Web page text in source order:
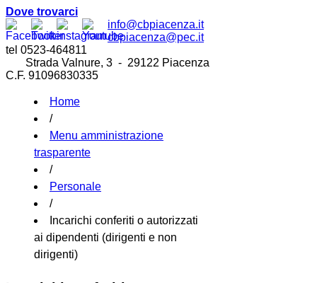
Dove trovarci
info@cbpiacenza.it
cbpiacenza@pec.it
tel 0523-464811
Strada Valnure, 3 - 29122 Piacenza
C.F. 91096830335
Home
/
Menu amministrazione
trasparente
/
Personale
/
Incarichi conferiti o autorizzati
ai dipendenti (dirigenti e non
dirigenti)